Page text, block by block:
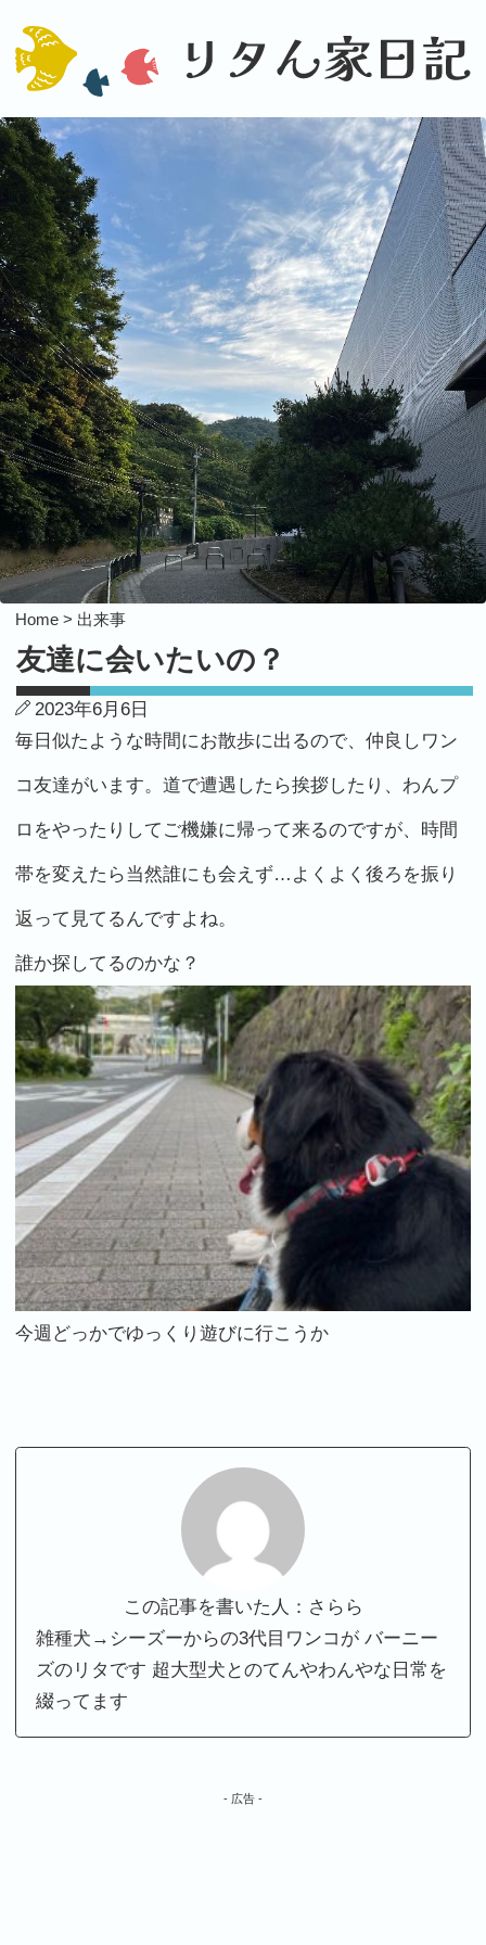
Home > 出来事
友達に会いたいの？
2023年6月6日
毎日似たような時間にお散歩に出るので、仲良しワン
コ友達がいます。道で遭遇したら挨拶したり、わんプ
ロをやったりしてご機嫌に帰って来るのですが、時間
帯を変えたら当然誰にも会えず…よくよく後ろを振り
返って見てるんですよね。
誰か探してるのかな？
今週どっかでゆっくり遊びに行こうか
この記事を書いた人：さらら
雑種犬→シーズーからの3代目ワンコが バーニー
ズのリタです 超大型犬とのてんやわんやな日常を
綴ってます
- 広告 -